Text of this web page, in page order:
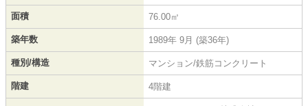
面積 76.00㎡
築年数 1989年 9月 (築36年)
種別/構造 マンション/鉄筋コンクリート
階建 4階建